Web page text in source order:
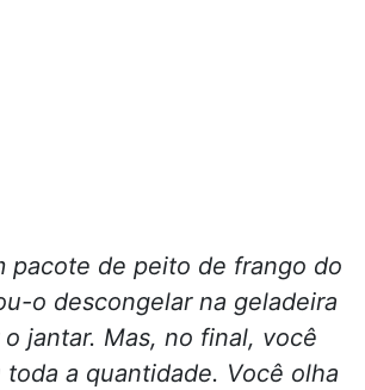
pacote de peito de frango do
o descongelar na geladeira
jantar. Mas, no final, você
a quantidade. Você olha